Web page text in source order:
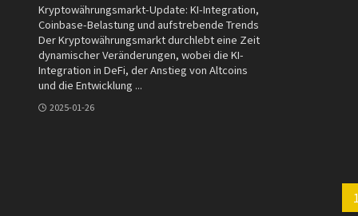
Kryptowährungsmarkt-Update: KI-Integration,
Coinbase-Belastung und aufstrebende Trends
Der Kryptowährungsmarkt durchlebt eine Zeit
dynamischer Veränderungen, wobei die KI-
Integration in DeFi, der Anstieg von Altcoins
und die Entwicklung ...
2025-01-26
1